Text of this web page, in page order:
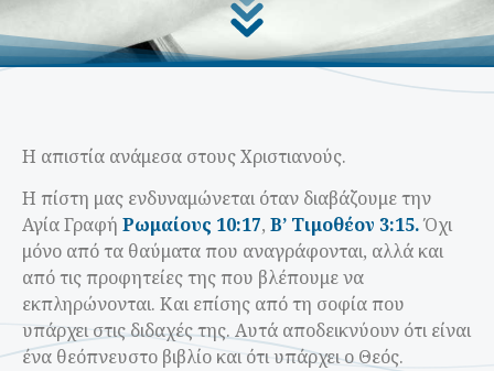
Η απιστία ανάμεσα στους Χριστιανούς.
Η πίστη μας ενδυναμώνεται όταν διαβάζουμε την
Αγία Γραφή Ρωμαίους 10:17, Β’ Τιμοθέον 3:15.Όχι
μόνο από τα θαύματα που αναγράφονται, αλλά και
από τις προφητείες της που βλέπουμε να
εκπληρώνονται. Και επίσης από τη σοφία που
υπάρχει στις διδαχές της. Αυτά αποδεικνύουν ότι είναι
ένα θεόπνευστο βιβλίο και ότι υπάρχει ο Θεός.